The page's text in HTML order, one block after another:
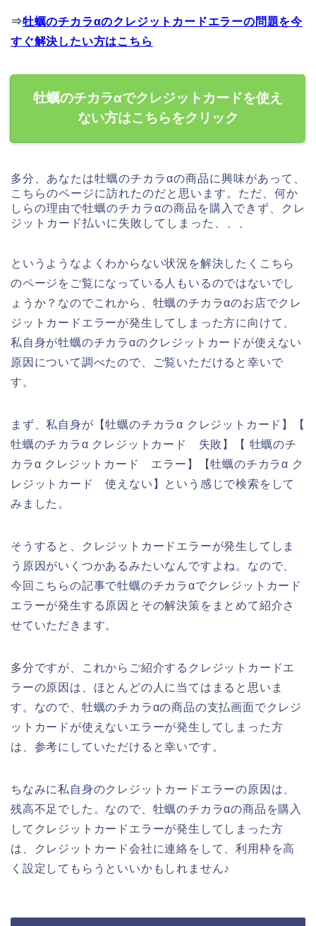
⇒牡蠣のチカラαのクレジットカードエラーの問題を今
すぐ解決したい方はこちら
牡蠣のチカラαでクレジットカードを使え
ない方はこちらをクリック
多分、あなたは牡蠣のチカラαの商品に興味があって、
こちらのページに訪れたのだと思います。ただ、何か
しらの理由で牡蠣のチカラαの商品を購入できず、クレ
ジットカード払いに失敗してしまった、、、
というようなよくわからない状況を解決したくこちら
のページをご覧になっている人もいるのではないでし
ょうか？なのでこれから、牡蠣のチカラαのお店でクレ
ジットカードエラーが発生してしまった方に向けて、
私自身が牡蠣のチカラαのクレジットカードが使えない
原因について調べたので、ご覧いただけると幸いで
す。
まず、私自身が【牡蠣のチカラα クレジットカード】【
牡蠣のチカラα クレジットカード 失敗】【 牡蠣のチ
カラα クレジットカード エラー】【牡蠣のチカラα ク
レジットカード 使えない】という感じで検索をして
みました。
そうすると、クレジットカードエラーが発生してしま
う原因がいくつかあるみたいなんですよね。なので、
今回こちらの記事で牡蠣のチカラαでクレジットカード
エラーが発生する原因とその解決策をまとめて紹介さ
せていただきます。
多分ですが、これからご紹介するクレジットカードエ
ラーの原因は、ほとんどの人に当てはまると思いま
す。なので、牡蠣のチカラαの商品の支払画面でクレジ
ットカードが使えないエラーが発生してしまった方
は、参考にしていただけると幸いです。
ちなみに私自身のクレジットカードエラーの原因は、
残高不足でした。なので、牡蠣のチカラαの商品を購入
してクレジットカードエラーが発生してしまった方
は、クレジットカード会社に連絡をして、利用枠を高
く設定してもらうといいかもしれません♪